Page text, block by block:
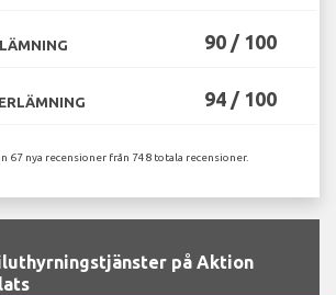
90 / 100
94 / 100
67 nya recensioner från 748 totala recensioner.
på Aktion